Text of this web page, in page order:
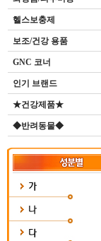
헬스보충제
보조/건강 용품
GNC 코너
인기 브랜드
★건강제품★
◆반려동물◆